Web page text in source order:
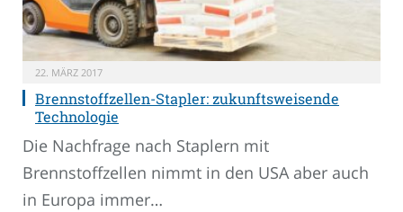
22. MÄRZ 2017
Brennstoffzellen-Stapler: zukunftsweisende
Technologie
Die Nachfrage nach Staplern mit
Brennstoffzellen nimmt in den USA aber auch
in Europa immer…